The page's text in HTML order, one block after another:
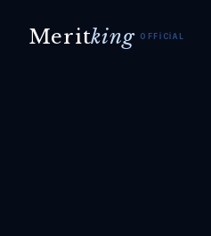
Meritking OFFICIAL